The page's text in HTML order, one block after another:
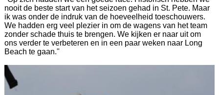
nooit de beste start van het seizoen gehad in St. Pete. Maar
ik was onder de indruk van de hoeveelheid toeschouwers.
We hadden erg veel plezier in om de wagens van het team
zonder schade thuis te brengen. We kijken er naar uit om
ons verder te verbeteren en in een paar weken naar Long
Beach te gaan."